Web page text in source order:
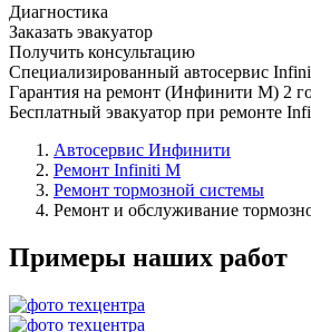
Диагностика
Заказать эвакуатор
Получить консультацию
Специализированный автосервис
Гарантия на ремонт (Инфинити М) 2
Бесплатный эвакуатор при ремонте
Автосервис Инфинити
Ремонт Infiniti M
Ремонт тормозной системы
Ремонт и обслуживание
Примеры наших работ